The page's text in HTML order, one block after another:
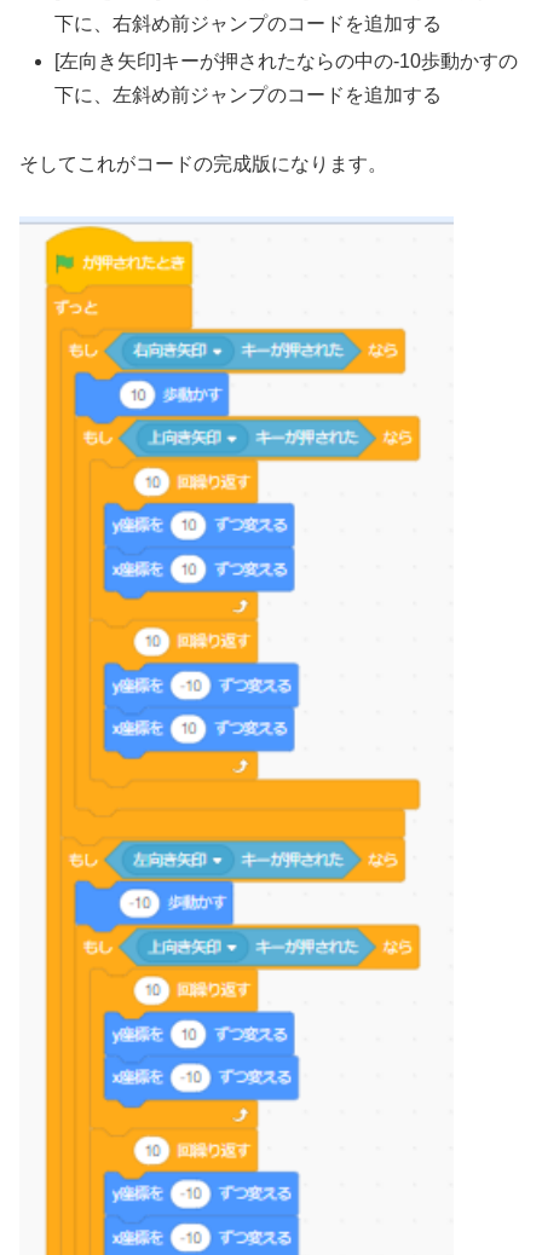
下に、右斜め前ジャンプのコードを追加する
[左向き矢印]キーが押されたならの中の-10歩動かすの
下に、左斜め前ジャンプのコードを追加する
そしてこれがコードの完成版になります。